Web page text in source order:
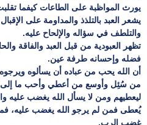
يورث المواظبة على الطاعات كيفما
يشعر العبد بالتلذذ والمداومة على
والتلطف في سؤاله والإلحاح عليه.
تظهر العبودية من قبل العبد والفاقة
فضله وإحسانه طرفة عين.
أن الله يحب من عباده أن يسألوه
من سُئِل وأوسع من أعطي وأحب ما إلى
ليعطيهم ومن لا يسأل الله يغضب عليه
يُعطى فمن لم يرجو الله يغضب عليه،
غضب الرب.